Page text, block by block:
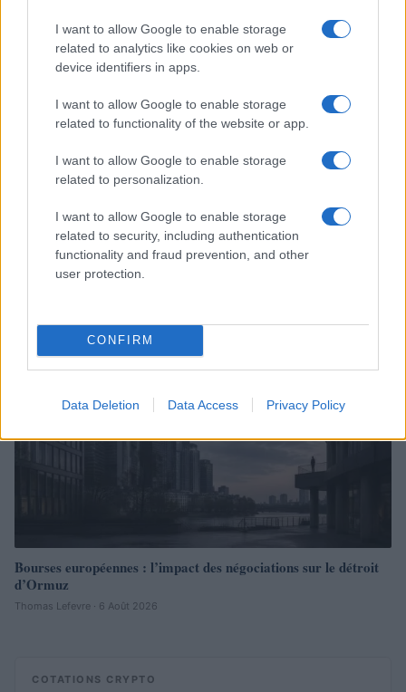
I want to allow Google to enable storage
related to analytics like cookies on web or
device identifiers in apps.
I want to allow Google to enable storage
related to functionality of the website or app.
I want to allow Google to enable storage
related to personalization.
I want to allow Google to enable storage
related to security, including authentication
functionality and fraud prevention, and other
user protection.
CONFIRM
Data Deletion Data Access Privacy Policy
Brent chute de 8,3 % : le pétrole en net repli malgré un or
résilient
Juliette Bernard · 6 Août 2026
Bourses européennes : l’impact des négociations sur le détroit
d’Ormuz
Thomas Lefevre · 6 Août 2026
COTATIONS CRYPTO